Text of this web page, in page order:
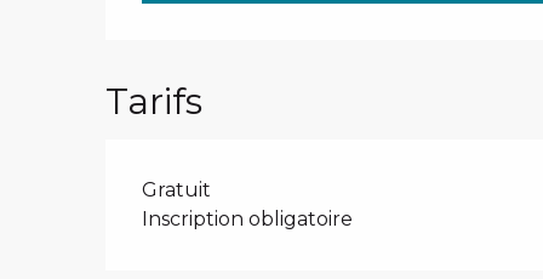
Tarifs
Gratuit
Inscription obligatoire